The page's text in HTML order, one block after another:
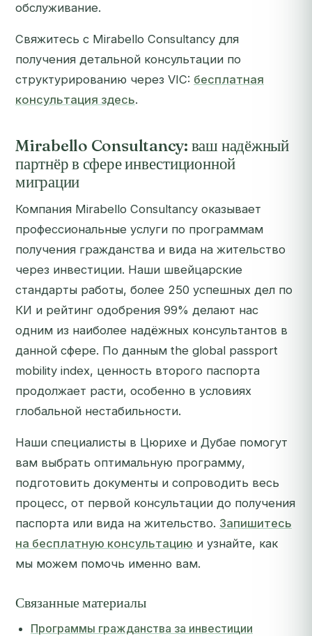
обслуживание.
Свяжитесь с Mirabello Consultancy для
получения детальной консультации по
структурированию через VIC: бесплатная
консультация здесь.
Mirabello Consultancy: ваш надёжный
партнёр в сфере инвестиционной
миграции
Компания Mirabello Consultancy оказывает
профессиональные услуги по программам
получения гражданства и вида на жительство
через инвестиции. Наши швейцарские
стандарты работы, более 250 успешных дел по
КИ и рейтинг одобрения 99% делают нас
одним из наиболее надёжных консультантов в
данной сфере. По данным the global passport
mobility index, ценность второго паспорта
продолжает расти, особенно в условиях
глобальной нестабильности.
Наши специалисты в Цюрихе и Дубае помогут
вам выбрать оптимальную программу,
подготовить документы и сопроводить весь
процесс, от первой консультации до получения
паспорта или вида на жительство. Запишитесь
на бесплатную консультацию и узнайте, как
мы можем помочь именно вам.
Связанные материалы
Программы гражданства за инвестиции